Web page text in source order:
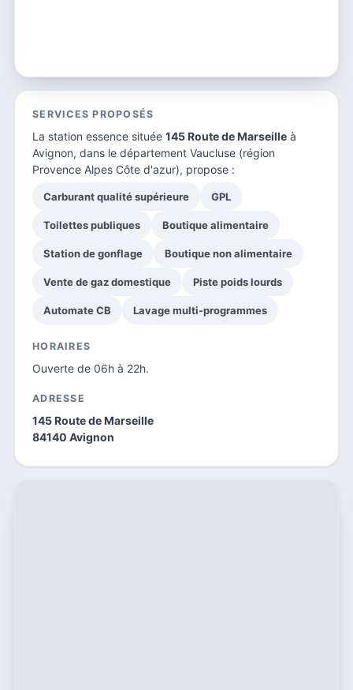
SERVICES PROPOSÉS
La station essence située 145 Route de Marseille à
Avignon, dans le département Vaucluse (région
Provence Alpes Côte d'azur), propose :
Carburant qualité supérieure GPL
Toilettes publiques Boutique alimentaire
Station de gonflage Boutique non alimentaire
Vente de gaz domestique Piste poids lourds
Automate CB Lavage multi-programmes
HORAIRES
Ouverte de 06h à 22h.
ADRESSE
145 Route de Marseille
84140 Avignon